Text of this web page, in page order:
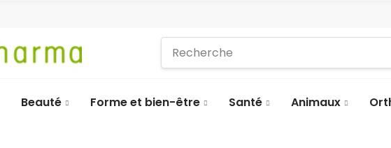
Beauté Forme et bien-être Santé Animaux